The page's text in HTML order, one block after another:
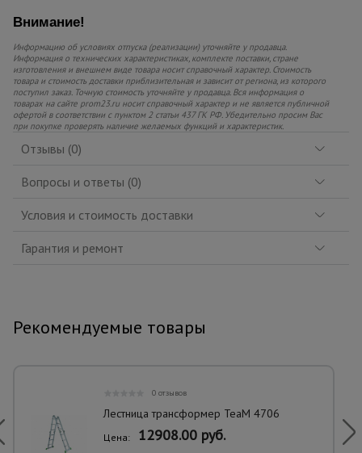
Внимание!
Информацию об условиях отпуска (реализации) уточняйте у продавца.
Информация о технических характеристиках, комплекте поставки, стране
изготовления и внешнем виде товара носит справочный характер. Стоимость
товара и стоимость доставки приблизительная и зависит от региона, из которого
поступил заказ. Точную стоимость уточняйте у продавца. Вся информация о
товарах на сайте prom23.ru носит справочный характер и не является публичной
офертой в соответствии с пунктом 2 статьи 437 ГК РФ. Убедительно просим Вас
при покупке проверять наличие желаемых функций и характеристик.
Отзывы (0)
Вопросы и ответы (0)
Условия и стоимость доставки
Гарантия и ремонт
Рекомендуемые товары
0 отзывов
Лестница трансформер TeaM 4706
Цена: 12908.00 руб.